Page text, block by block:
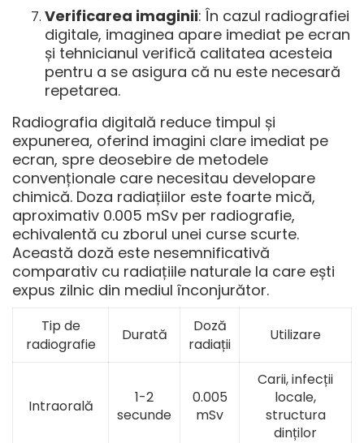
Verificarea imaginii: În cazul radiografiei
digitale, imaginea apare imediat pe ecran
și tehnicianul verifică calitatea acesteia
pentru a se asigura că nu este necesară
repetarea.
Radiografia digitală reduce timpul și
expunerea, oferind imagini clare imediat pe
ecran, spre deosebire de metodele
convenționale care necesitau developare
chimică. Doza radiațiilor este foarte mică,
aproximativ 0.005 mSv per radiografie,
echivalentă cu zborul unei curse scurte.
Această doză este nesemnificativă
comparativ cu radiațiile naturale la care ești
expus zilnic din mediul înconjurător.
Tip de
radiografie
Durată
Doză
radiații
Utilizare
Intraorală
1-2
secunde
0.005
mSv
Carii, infecții
locale,
structura
dinților